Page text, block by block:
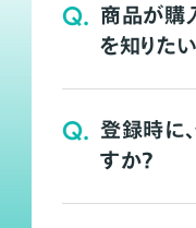
Q. 商品が購
を知りた
Q. 登録時に
すか？